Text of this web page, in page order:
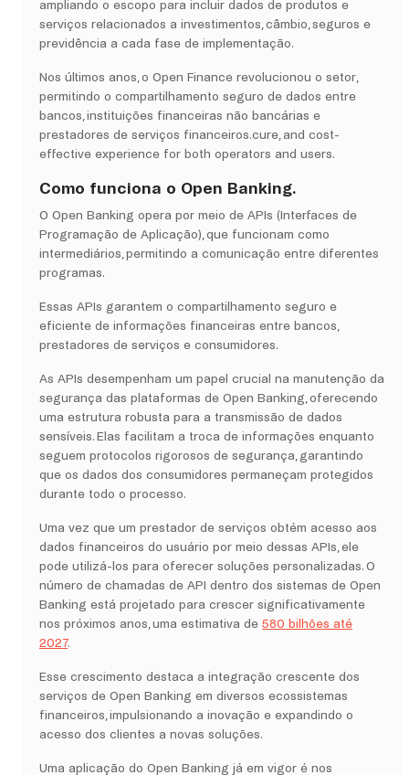
ampliando o escopo para incluir dados de produtos e
serviços relacionados a investimentos, câmbio, seguros e
previdência a cada fase de implementação.
Nos últimos anos, o Open Finance revolucionou o setor,
permitindo o compartilhamento seguro de dados entre
bancos, instituições financeiras não bancárias e
prestadores de serviços financeiros.cure, and cost-
effective experience for both operators and users.
Como funciona o Open Banking.
O Open Banking opera por meio de APIs (Interfaces de
Programação de Aplicação), que funcionam como
intermediários, permitindo a comunicação entre diferentes
programas.
Essas APIs garantem o compartilhamento seguro e
eficiente de informações financeiras entre bancos,
prestadores de serviços e consumidores.
As APIs desempenham um papel crucial na manutenção da
segurança das plataformas de Open Banking, oferecendo
uma estrutura robusta para a transmissão de dados
sensíveis. Elas facilitam a troca de informações enquanto
seguem protocolos rigorosos de segurança, garantindo
que os dados dos consumidores permaneçam protegidos
durante todo o processo.
Uma vez que um prestador de serviços obtém acesso aos
dados financeiros do usuário por meio dessas APIs, ele
pode utilizá-los para oferecer soluções personalizadas. O
número de chamadas de API dentro dos sistemas de Open
Banking está projetado para crescer significativamente
nos próximos anos, uma estimativa de 580 bilhões até
2027.
Esse crescimento destaca a integração crescente dos
serviços de Open Banking em diversos ecossistemas
financeiros, impulsionando a inovação e expandindo o
acesso dos clientes a novas soluções.
Uma aplicação do Open Banking já em vigor é nos